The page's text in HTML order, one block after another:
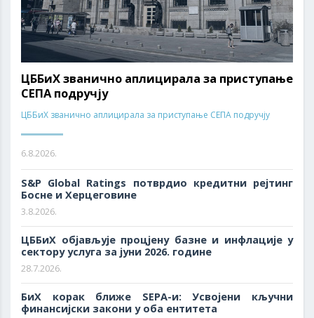
ЦББиХ званично аплицирала за приступање
СЕПА подручју
ЦББиХ званично аплицирала за приступање СЕПА подручју
6.8.2026.
S&P Global Ratings потврдио кредитни рејтинг
Босне и Херцеговине
3.8.2026.
ЦББиХ објављује процјену базне и инфлације у
сектору услуга за јуни 2026. године
28.7.2026.
БиХ корак ближе SEPA-и: Усвојени кључни
финансијски закони у оба ентитета